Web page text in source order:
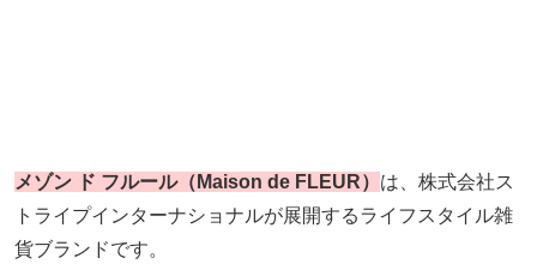
メゾン ド フルール（Maison de FLEUR） は、株式会社ス
トライプインターナショナルが展開するライフスタイル雑
貨ブランドです。